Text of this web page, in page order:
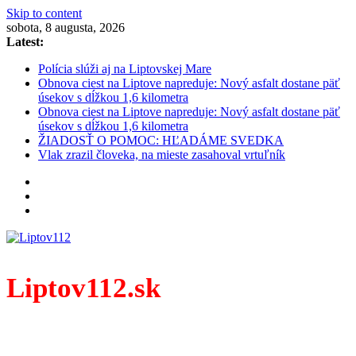
Skip to content
sobota, 8 augusta, 2026
Latest:
Polícia slúži aj na Liptovskej Mare
Obnova ciest na Liptove napreduje: Nový asfalt dostane päť
úsekov s dĺžkou 1,6 kilometra
Obnova ciest na Liptove napreduje: Nový asfalt dostane päť
úsekov s dĺžkou 1,6 kilometra
ŽIADOSŤ O POMOC: HĽADÁME SVEDKA
Vlak zrazil človeka, na mieste zasahoval vrtuľník
Liptov112.sk